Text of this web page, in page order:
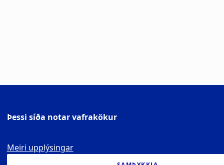
Þessi síða notar vafrakökur
Meiri upplýsingar